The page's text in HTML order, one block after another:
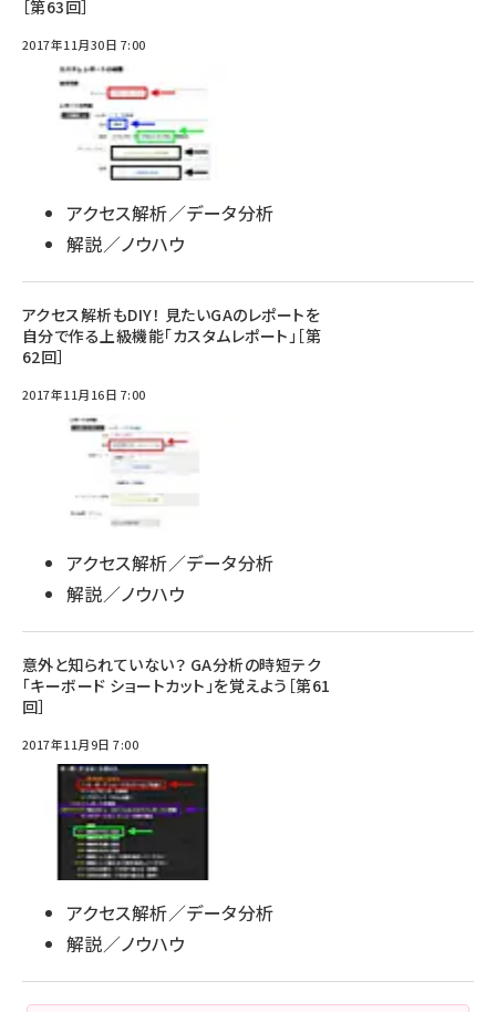
［第63回］
2017年11月30日 7:00
アクセス解析／データ分析
解説／ノウハウ
アクセス解析もDIY！ 見たいGAのレポートを
自分で作る上級機能「カスタムレポート」［第
62回］
2017年11月16日 7:00
アクセス解析／データ分析
解説／ノウハウ
意外と知られていない？ GA分析の時短テク
「キーボード ショートカット」を覚えよう［第61
回］
2017年11月9日 7:00
アクセス解析／データ分析
解説／ノウハウ